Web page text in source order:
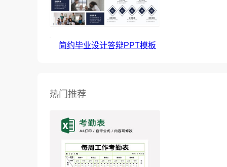
简约毕业设计答辩PPT模板
热门推荐